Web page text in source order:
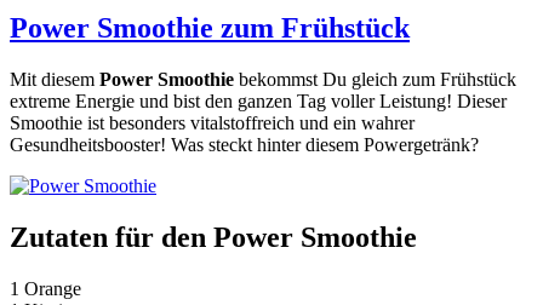
Power Smoothie zum Frühstück
Mit diesem Power Smoothie bekommst Du gleich zum Frühstück
extreme Energie und bist den ganzen Tag voller Leistung! Dieser
Smoothie ist besonders vitalstoffreich und ein wahrer
Gesundheitsbooster! Was steckt hinter diesem Powergetränk?
Zutaten für den Power Smoothie
1 Orange